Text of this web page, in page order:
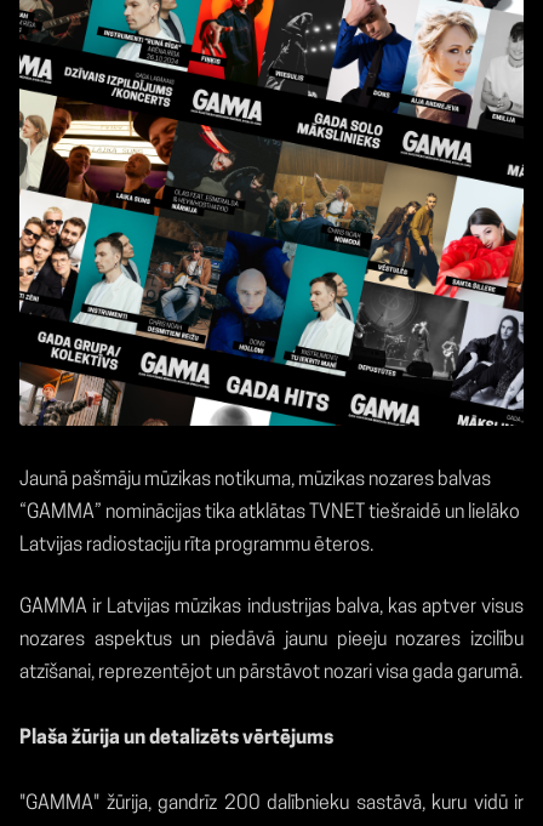
Jaunā pašmāju mūzikas notikuma, mūzikas nozares balvas
“GAMMA” nominācijas tika atklātas TVNET tiešraidē un lielāko
Latvijas radiostaciju rīta programmu ēteros.
GAMMA ir Latvijas mūzikas industrijas balva, kas aptver visus
nozares aspektus un piedāvā jaunu pieeju nozares izcilību
atzīšanai, reprezentējot un pārstāvot nozari visa gada garumā.
Plaša žūrija un detalizēts vērtējums
"GAMMA" žūrija, gandrīz 200 dalībnieku sastāvā, kuru vidū ir